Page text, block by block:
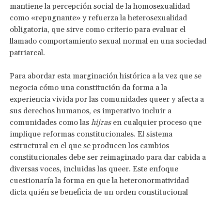
mantiene la percepción social de la homosexualidad
como «repugnante» y refuerza la heterosexualidad
obligatoria, que sirve como criterio para evaluar el
llamado comportamiento sexual normal en una sociedad
patriarcal.
Para abordar esta marginación histórica a la vez que se
negocia cómo una constitución da forma a la
experiencia vivida por las comunidades queer y afecta a
sus derechos humanos, es imperativo incluir a
comunidades comolas hijras en cualquier proceso que
implique reformas constitucionales. El sistema
estructural en el que se producen los cambios
constitucionales debe ser reimaginado para dar cabida a
diversas voces, incluidas las queer. Este enfoque
cuestionaría la forma en que la heteronormatividad
dicta quién se beneficia de un orden constitucional